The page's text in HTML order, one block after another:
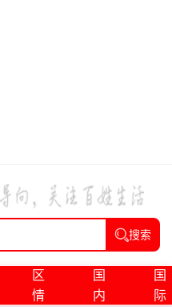
搜索
区
情
国
内
国
际